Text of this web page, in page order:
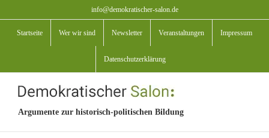
Inhalt
springen
info@demokratischer-salon.de
Startseite Wer wir sind Newsletter Veranstaltungen Impressum
Datenschutzerklärung
Argumente zur historisch-politischen Bildung